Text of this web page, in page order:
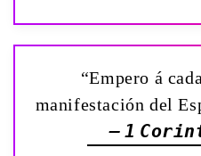
“Empero á
manifestación del
— 1